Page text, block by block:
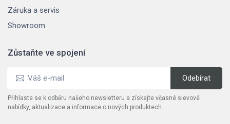
Záruka a servis
Showroom
Zůstaňte ve spojení
Přihlaste se k odběru našeho newsletteru a získejte včasné slevové
nabídky, aktualizace a informace o nových produktech.